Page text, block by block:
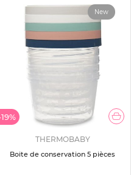
New
THERMOBABY
Boite de conservation 5 pièces